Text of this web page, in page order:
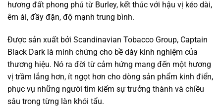
hương đất phong phú từ Burley, kết thúc với hậu vị kéo dài,
êm ái, đầy đặn, độ mạnh trung bình.
Được sản xuất bởi Scandinavian Tobacco Group, Captain
Black Dark là minh chứng cho bề dày kinh nghiệm của
thương hiệu. Nó ra đời từ cảm hứng mang đến một hương
vị trầm lắng hơn, ít ngọt hơn cho dòng sản phẩm kinh điển,
phục vụ những người tìm kiếm sự trưởng thành và chiều
sâu trong từng làn khói tẩu.